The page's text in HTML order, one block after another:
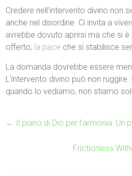
Credere nell’intervento divino non
anche nel disordine. Ci invita a
avrebbe dovuto aprirsi ma che si
offerto, la pace che si stabilisce
La domanda dovrebbe essere
L’intervento divino può non
quando lo vediamo, non stiamo
← Il piano di Dio per l’armonia:
Frictionless